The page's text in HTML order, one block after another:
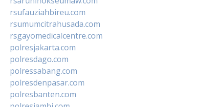
rsufauziahbireu.com
rsumumcitrahusada.com
rsgayomedicalcentre.com
polresjakarta.com
polresdago.com
polressabang.com
polresdenpasar.com
polresbanten.com